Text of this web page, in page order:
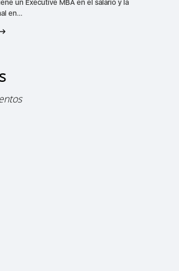
un Executive MBA en el salario y la
en...